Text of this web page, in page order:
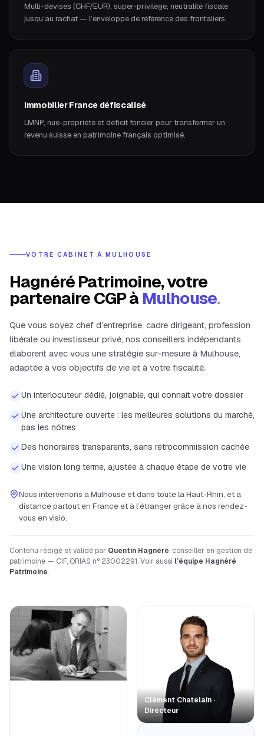
Multi-devises (CHF/EUR), super-privilège, neutralité fiscale
jusqu’au rachat — l’enveloppe de référence des frontaliers.
Immobilier France défiscalisé
LMNP, nue-propriété et déficit foncier pour transformer un
revenu suisse en patrimoine français optimisé.
VOTRE CABINET À MULHOUSE
Hagnéré Patrimoine, votre
partenaire CGP à Mulhouse.
Que vous soyez chef d’entreprise, cadre dirigeant, profession
libérale ou investisseur privé, nos conseillers indépendants
élaborent avec vous une stratégie sur-mesure à Mulhouse,
adaptée à vos objectifs de vie et à votre fiscalité.
Un interlocuteur dédié, joignable, qui connaît votre dossier
Une architecture ouverte : les meilleures solutions du marché,
pas les nôtres
Des honoraires transparents, sans rétrocommission cachée
Une vision long terme, ajustée à chaque étape de votre vie
Nous intervenons à Mulhouseet dans toute la Haut-Rhin , et à
distance partout en France et à l’étranger grâce à nos rendez-
vous en visio.
Contenu rédigé et validé par Quentin Hagnéré, conseiller en gestion de
patrimoine — CIF, ORIAS n° 23002291. Voir aussi l’équipe Hagnéré
Patrimoine.
Clément Chatelain ·
Directeur